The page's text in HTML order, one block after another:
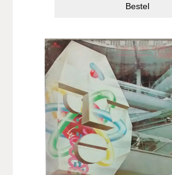
Bestel